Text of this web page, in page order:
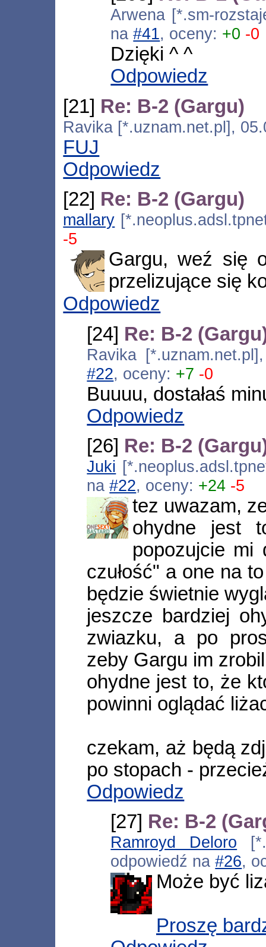
Arwena [*.sm-
na#41, oceny: +0 -0
Dzięki ^ ^
Odpowiedz
[21] Re: B-2 (Gargu)
Ravika [*.uznam.net.pl],
FUJ
Odpowiedz
[22] Re: B-2 (Gargu)
mallary
-5
Gargu, weź się
przelizujące się
Odpowiedz
[24] Re: B-2
Ravika
#22, oceny: +7 -0
Buuuu, dostałaś
Odpowiedz
[26] Re: B-2
Juki
na#22, oceny: +24 -5
tez uwazam,
ohydne jest
popozujcie mi
czułość" a one na
będzie świetnie
jeszcze bardziej
zwiazku, a po
zeby Gargu im
ohydne jest to, że
powinni oglądać
czekam, aż będą
po stopach -
Odpowiedz
[27] Re: B-2
Ramroyd Deloro
odpowiedź na#26,
Może być
Proszę